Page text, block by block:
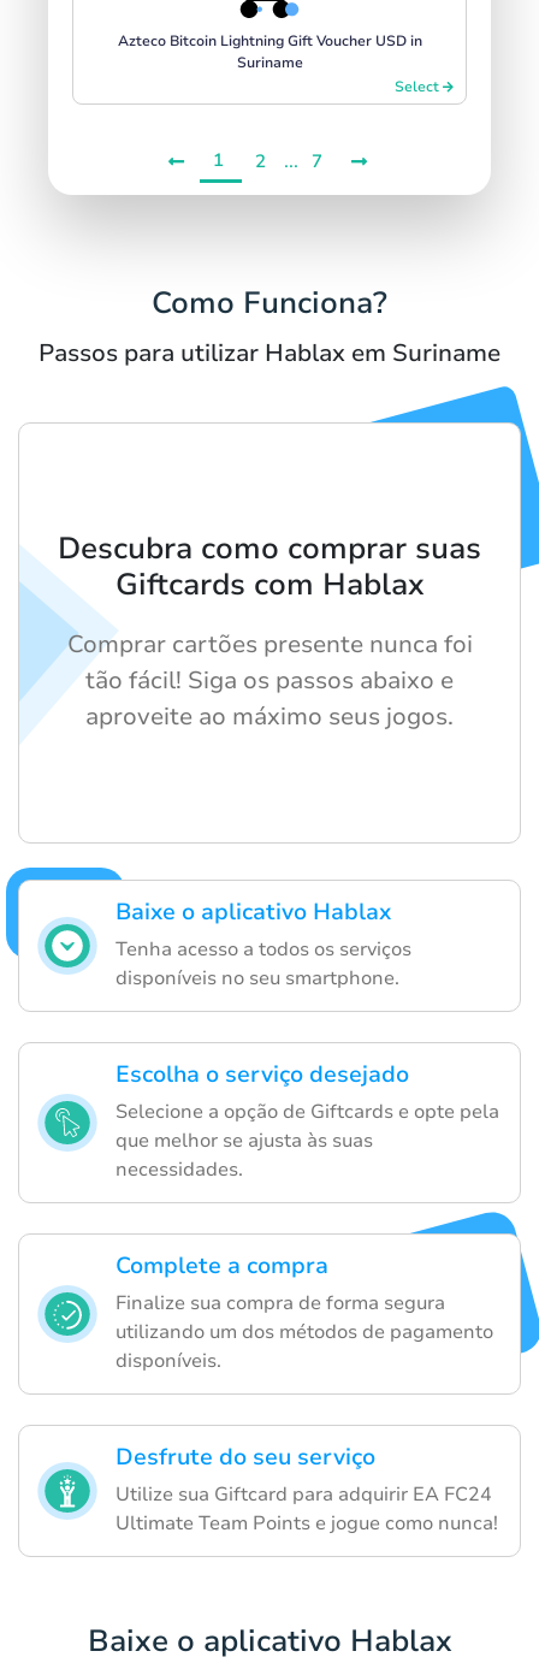
Azteco Bitcoin Lightning Gift Voucher USD in
Suriname
Select
1 2 ... 7
Como Funciona?
Passos para utilizar Hablax em Suriname
Baixe o aplicativo Hablax
Tenha acesso a todos os serviços
disponíveis no seu smartphone.
Escolha o serviço desejado
Selecione a opção de Giftcards e opte pela
que melhor se ajusta às suas
necessidades.
Complete a compra
Finalize sua compra de forma segura
utilizando um dos métodos de pagamento
disponíveis.
Desfrute do seu serviço
Utilize sua Giftcard para adquirir EA FC24
Ultimate Team Points e jogue como nunca!
Descubra como comprar suas
Giftcards com Hablax
Comprar cartões presente nunca foi
tão fácil! Siga os passos abaixo e
aproveite ao máximo seus jogos.
Baixe o aplicativo Hablax